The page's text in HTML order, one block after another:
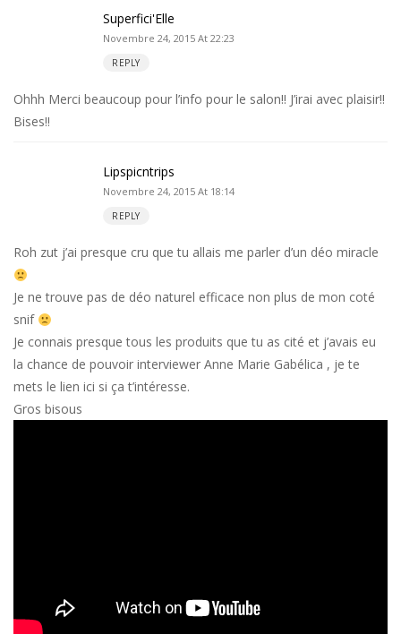
Superfici'Elle
Novembre 24, 2015 At 22:23
REPLY
Ohhh Merci beaucoup pour l’info pour le salon!! J’irai avec plaisir!!
Bises!!
Lipspicntrips
Novembre 24, 2015 At 18:14
REPLY
Roh zut j’ai presque cru que tu allais me parler d’un déo miracle
Je ne trouve pas de déo naturel efficace non plus de mon coté
snif
Je connais presque tous les produits que tu as cité et j’avais eu
la chance de pouvoir interviewer Anne Marie Gabélica , je te
mets le lien ici si ça t’intéresse.
Gros bisous